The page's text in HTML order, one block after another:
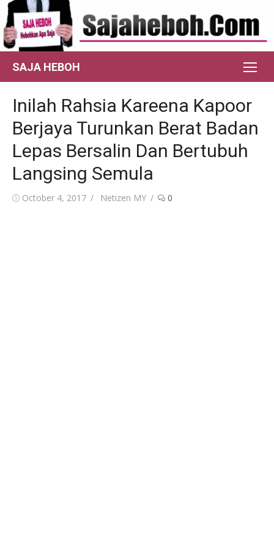
Skip
to
content
SAJA HEBOH
Inilah Rahsia Kareena Kapoor
Berjaya Turunkan Berat Badan
Lepas Bersalin Dan Bertubuh
Langsing Semula
Posted
October 4, 2017 Author
Netizen MY 0